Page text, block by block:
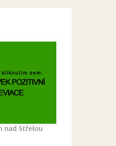
nad Střelou